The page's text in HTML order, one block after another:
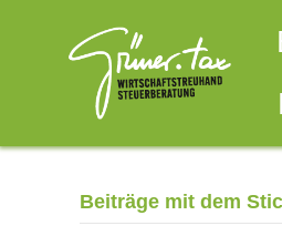
Beiträge mit dem